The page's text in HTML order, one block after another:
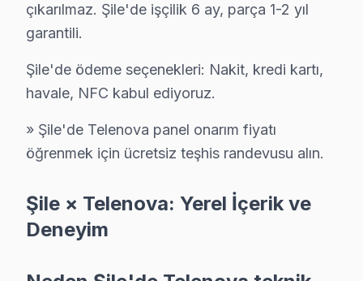
Şile Diğer Marka Servisleri
· Şile Hi-Level
· Şile iFFALCON
· Şile Samsung
· Şile LG
çıkarılmaz. Şile'de işçilik 6 ay, parça 1-2 yıl
garantili.
Şile'de ödeme seçenekleri: Nakit, kredi kartı,
havale, NFC kabul ediyoruz.
» Şile'de Telenova panel onarım fiyatı
öğrenmek için ücretsiz teşhis randevusu alın.
Şile × Telenova: Yerel İçerik ve
Deneyim